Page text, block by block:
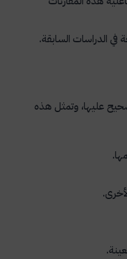
في الدراسات السابقة.
عليها، وتمثل هذه